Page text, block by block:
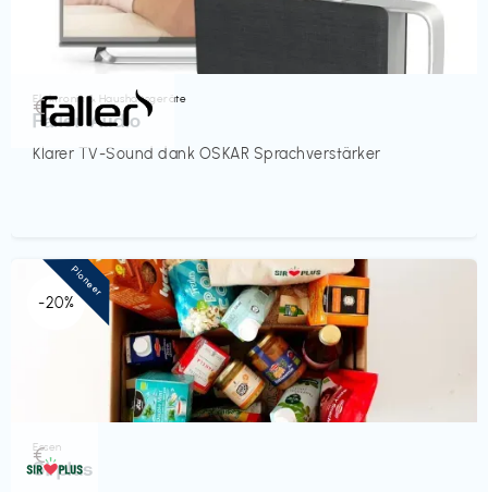
Elektronik & Haushaltsgeräte
Faller Audio
Klarer TV-Sound dank OSKAR Sprachverstärker
€‎
-20%
Essen
Sirplus
€‎
Pioneer